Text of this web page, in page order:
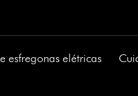
esfregonas elétricas